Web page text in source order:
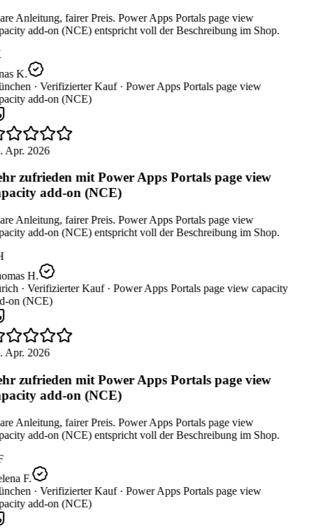
Anleitung, fairer Preis. Power Apps Portals page view
add-on (NCE) entspricht voll der Beschreibung im Shop.
K.
· Verifizierter Kauf · Power Apps Portals page view
add-on (NCE)
Apr. 2026
zufrieden mit Power Apps Portals page view
add-on (NCE)
Anleitung, fairer Preis. Power Apps Portals page view
add-on (NCE) entspricht voll der Beschreibung im Shop.
H.
· Verifizierter Kauf · Power Apps Portals page view capacity
on (NCE)
Apr. 2026
zufrieden mit Power Apps Portals page view
add-on (NCE)
Anleitung, fairer Preis. Power Apps Portals page view
add-on (NCE) entspricht voll der Beschreibung im Shop.
F.
· Verifizierter Kauf · Power Apps Portals page view
add-on (NCE)